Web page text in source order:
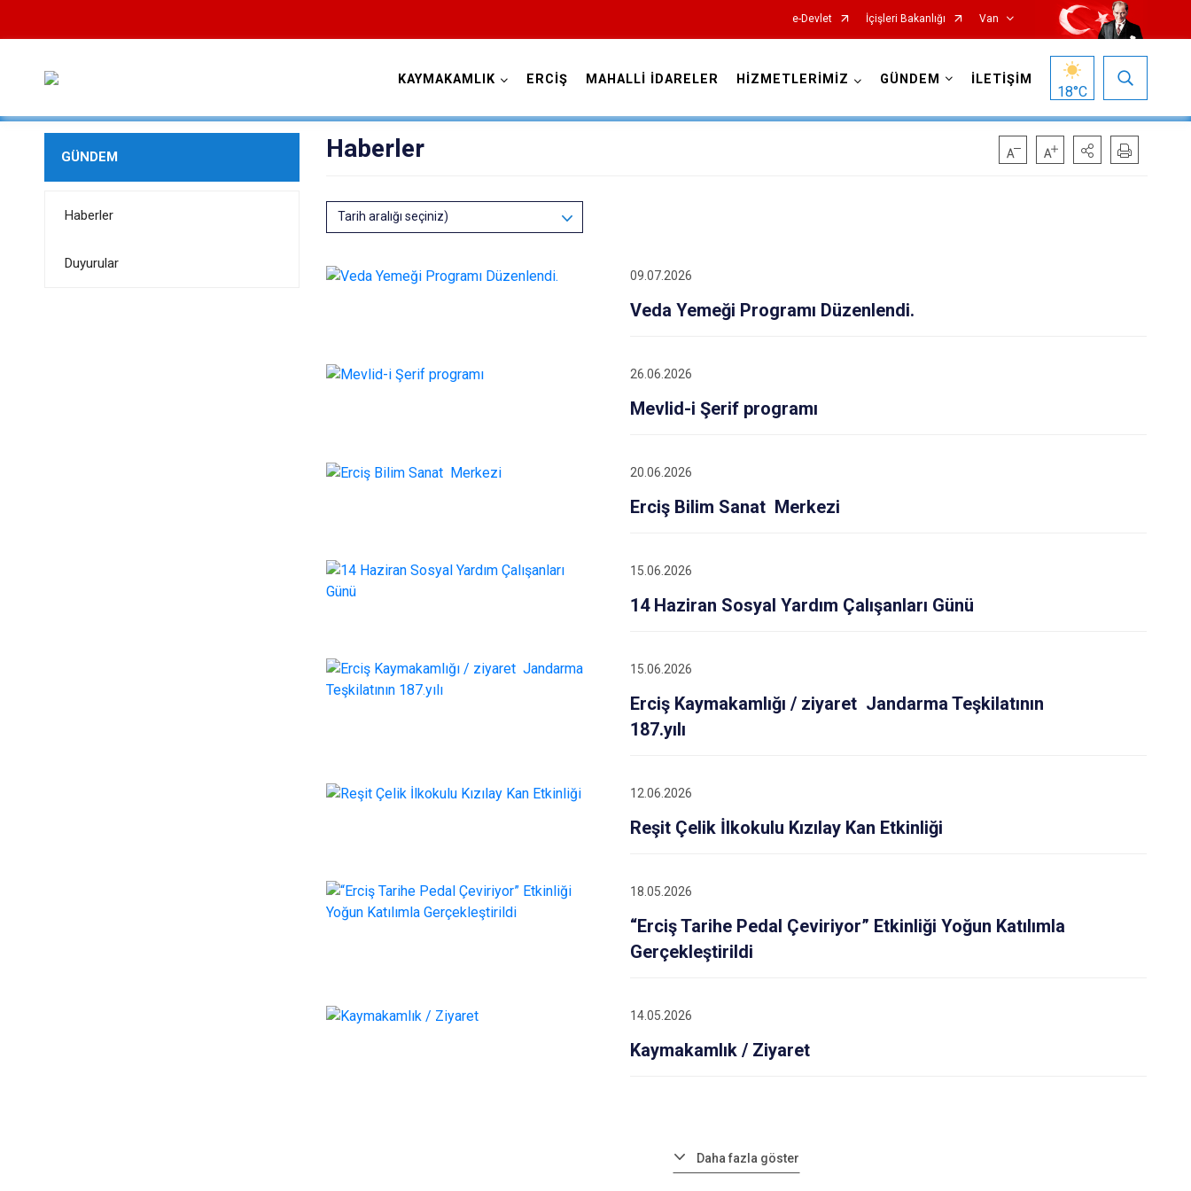
e-Devlet İçişleri Bakanlığı Van
Başkale
Edremit
KAYMAKAMLIK ERCİŞ MAHALLİ İDARELER HİZMETLERİMİZ GÜNDEM İLETİŞİM
18°C
GÜNDEM
Haberler
Duyurular
Haberler
Tarih aralığı seçiniz)
09.07.2026
Veda Yemeği Programı Düzenlendi.
26.06.2026
Mevlid-i Şerif programı
20.06.2026
Erciş Bilim Sanat Merkezi
15.06.2026
14 Haziran Sosyal Yardım Çalışanları Günü
15.06.2026
Erciş Kaymakamlığı / ziyaret Jandarma Teşkilatının
187.yılı
12.06.2026
Reşit Çelik İlkokulu Kızılay Kan Etkinliği
18.05.2026
“Erciş Tarihe Pedal Çeviriyor” Etkinliği Yoğun Katılımla
Gerçekleştirildi
14.05.2026
Kaymakamlık / Ziyaret
Daha fazla göster